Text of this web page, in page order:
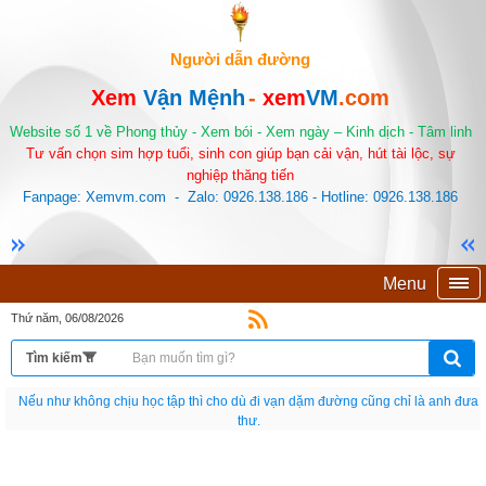
Người dẫn đường
Xem Vận Mệnh- xemVM.com
Website số 1 về Phong thủy - Xem bói - Xem ngày – Kinh dịch - Tâm linh
Tư vấn chọn sim hợp tuổi, sinh con giúp bạn cải vận, hút tài lộc, sự
nghiệp thăng tiến
Fanpage: Xemvm.com - Zalo: 0926.138.186 - Hotline: 0926.138.186
Menu
Thứ năm, 06/08/2026
Nếu như không chịu học tập thì cho dù đi vạn dặm đường cũng chỉ là anh đưa
thư.